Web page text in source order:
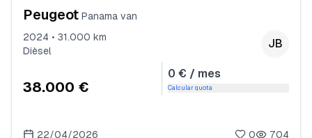
Peugeot Panama van
2024 • 31.000 km
Dièsel
JB
38.000 €
0 € / mes
Calcular quota
22/04/2026 0 704